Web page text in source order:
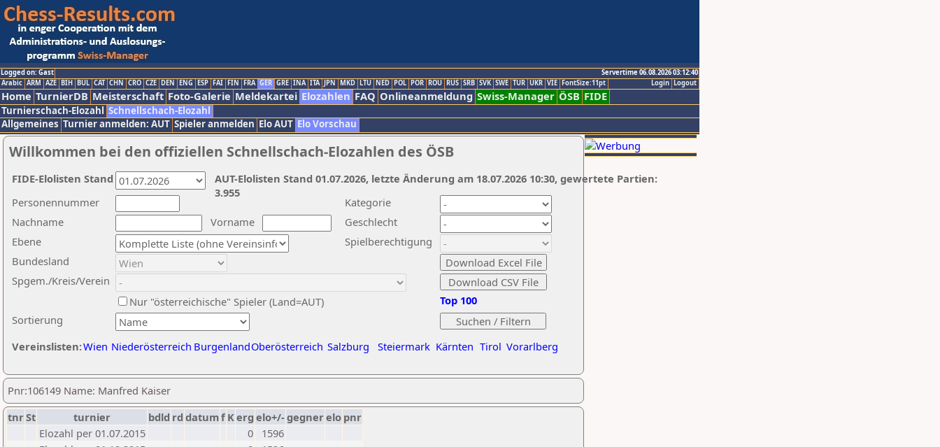
Logged on: Gast
Servertime 06.08.2026 03:12:40
Logout
Login
Arabic ARM AZE BIH BUL CAT CHN CRO CZE DEN ENG ESP FAI FIN FRA GER GRE INA ITA JPN MKD LTU NED POL POR ROU RUS SRB SVK SWE TUR UKR VIE FontSize:11pt
Home TurnierDB Meisterschaft Foto-Galerie Meldekartei Elozahlen FAQ Onlineanmeldung Swiss-Manager ÖSB FIDE
Turnierschach-Elozahl Schnellschach-Elozahl
Allgemeines Turnier anmelden: AUT Spieler anmelden Elo AUT Elo Vorschau
Willkommen bei den offiziellen Schnellschach-Elozahlen des ÖSB
Nachname
Vorname
Ebene
Kategorie
Sortierung
Personennummer
Bundesland
Spgem./Kreis/Verein
Geschlecht
Nur "österreichische" Spieler (Land=AUT)
Spielberechtigung
Vereinslisten:Wien Niederösterreich BurgenlandOberösterreich Salzburg Steiermark Kärnten Tirol Vorarlberg
Top 100
AUT-Elolisten Stand 01.07.2026, letzte Änderung am 18.07.2026 10:30, gewertete Partien:
3.955
FIDE-Elolisten Stand
Pnr:106149 Name: Manfred Kaiser
tnrSt turnier bdld rd datumf Kerg elo+/-gegnerelo pnr
Elozahl per 01.07.2015
0
1596